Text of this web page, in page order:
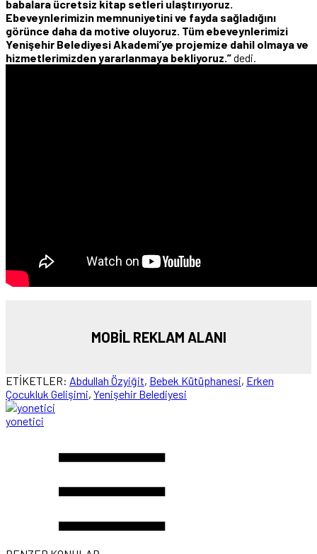
babalara ücretsiz kitap setleri ulaştırıyoruz.
Ebeveynlerimizin memnuniyetini ve fayda sağladığını
görünce daha da motive oluyoruz. Tüm ebeveynlerimizi
Yenişehir Belediyesi Akademi’ye projemize dahil olmaya ve
hizmetlerimizden yararlanmaya bekliyoruz.”dedi.
MOBİL REKLAM ALANI
ETİKETLER: Abdullah Özyiğit, Bebek Kütüphanesi, Erken
Çocukluk Gelişimi, Yenişehir Belediyesi
yonetici